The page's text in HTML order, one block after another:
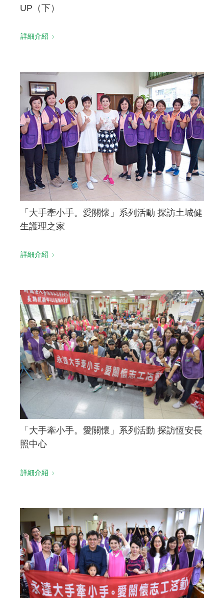
UP（下）
詳細介紹
「大手牽小手。愛關懷」系列活動 探訪土城健
生護理之家
詳細介紹
「大手牽小手。愛關懷」系列活動 探訪恆安長
照中心
詳細介紹